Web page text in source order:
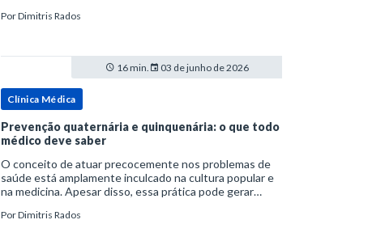
específica de disbiose do trato digestivo. P
PorDimitris Rados
16 min. 03 de junho de 2026
Clínica Médica
Prevenção quaternária e quinquenária: o que todo
médico deve saber
O conceito de atuar precocemente nos problemas de
saúde está amplamente inculcado na cultura popular e
na medicina. Apesar disso, essa prática pode gerar
tratamentos podem advir de prevenção excessiva
PorDimitris Rados